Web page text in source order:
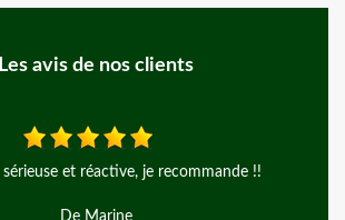
Les avis de nos clients
Jean Jacques, J’ai travailler avec l’entreprise